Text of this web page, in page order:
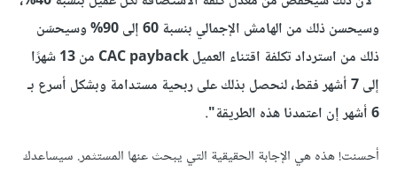
وسيحسن ذلك من الهامش اﻹجمالي بنسبة 60 إلى 90% وسيحسّن
ذلك من استرداد تكلفة اقتناء العميل CAC payback من 13 شهرًا
إلى 7 أشهر فقط، لنحصل بذلك على ربحية مستدامة وبشكل أسرع بـ
6 أشهر إن اعتمدنا هذه الطريقة".
أحسنت! هذه هي اﻹجابة الحقيقية التي يبحث عنها المستثمر. سيساعدك